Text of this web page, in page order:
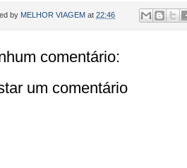
by MELHOR VIAGEM at 22:46
comentário:
um comentário